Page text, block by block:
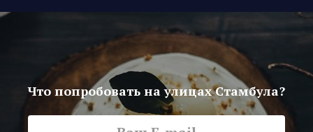
Что попробовать на улицах Стамбула?